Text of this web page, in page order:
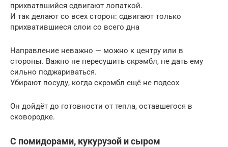
прихватвшийся сдвигают лопаткой.
И так делают со всех сторон: сдвигают только
прихватившиеся слои со всего дна
Направление неважно — можно к центру или в
стороны. Важно не пересушить скрэмбл, не дать ему
сильно поджариваться.
Убирают посуду, когда скрэмбл ещё не подсох
Он дойдёт до готовности от тепла, оставшегося в
сковородке.
С помидорами, кукурузой и сыром